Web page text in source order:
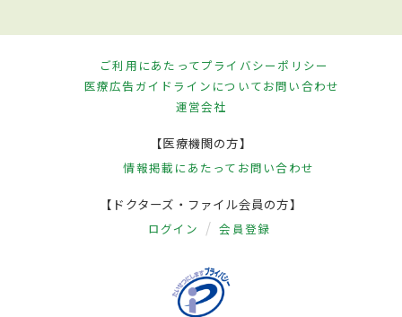
ご利用にあたってプライバシーポリシー
医療広告ガイドラインについてお問い合わせ
運営会社
【医療機関の方】
情報掲載にあたって お問い合わせ
【ドクターズ・ファイル会員の方】
ログイン 会員登録